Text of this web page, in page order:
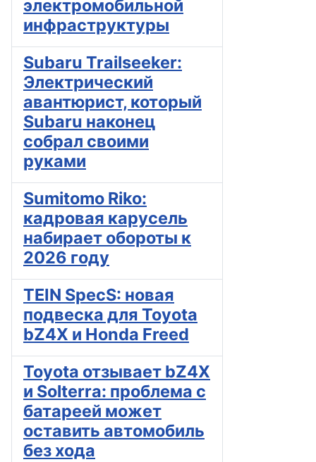
электромобильной
инфраструктуры
Subaru Trailseeker:
Электрический
авантюрист, который
Subaru наконец
собрал своими
руками
Sumitomo Riko:
кадровая карусель
набирает обороты к
2026 году
TEIN SpecS: новая
подвеска для Toyota
bZ4X и Honda Freed
Toyota отзывает bZ4X
и Solterra: проблема с
батареей может
оставить автомобиль
без хода